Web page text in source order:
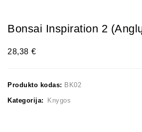
Bonsai Inspiration 2
28,38 €
Produkto kodas: BK02
Kategorija: Knygos